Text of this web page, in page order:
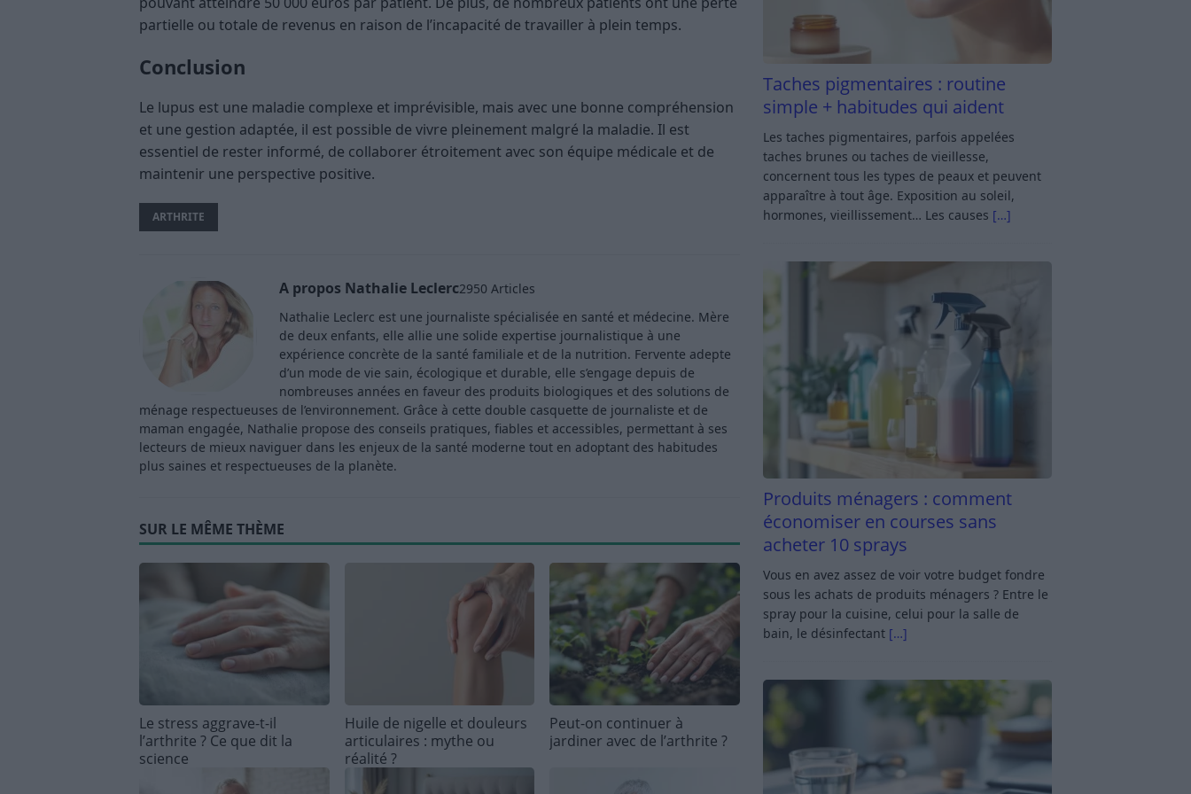
partielle ou totale de revenus en raison de l’incapacité de travailler à plein temps​​.
Conclusion
Le lupus est une maladie complexe et imprévisible, mais avec une bonne compréhension
et une gestion adaptée, il est possible de vivre pleinement malgré la maladie. Il est
essentiel de rester informé, de collaborer étroitement avec son équipe médicale et de
maintenir une perspective positive.
ARTHRITE
A propos Nathalie Leclerc2950 Articles
Nathalie Leclerc est une journaliste spécialisée en santé et médecine. Mère
de deux enfants, elle allie une solide expertise journalistique à une
expérience concrète de la santé familiale et de la nutrition. Fervente adepte
d’un mode de vie sain, écologique et durable, elle s’engage depuis de
nombreuses années en faveur des produits biologiques et des solutions de
ménage respectueuses de l’environnement. Grâce à cette double casquette de journaliste et de
maman engagée, Nathalie propose des conseils pratiques, fiables et accessibles, permettant à ses
lecteurs de mieux naviguer dans les enjeux de la santé moderne tout en adoptant des habitudes
plus saines et respectueuses de la planète.
SUR LE MÊME THÈME
Le stress aggrave-t-il
l’arthrite ? Ce que dit la
science
Huile de nigelle et douleurs
articulaires : mythe ou
réalité ?
Peut-on continuer à
jardiner avec de l’arthrite ?
Taches pigmentaires : routine
simple + habitudes qui aident
Les taches pigmentaires, parfois appelées
taches brunes ou taches de vieillesse,
concernent tous les types de peaux et peuvent
apparaître à tout âge. Exposition au soleil,
hormones, vieillissement… Les causes […]
Produits ménagers : comment
économiser en courses sans
acheter 10 sprays
Vous en avez assez de voir votre budget fondre
sous les achats de produits ménagers ? Entre le
spray pour la cuisine, celui pour la salle de
bain, le désinfectant […]